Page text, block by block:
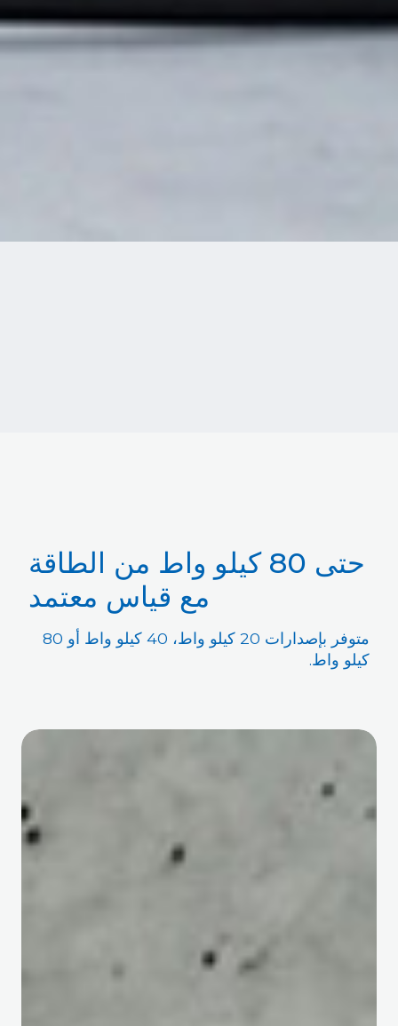
حتى 80 كيلو واط من الطاقة
مع قياس معتمد
متوفر بإصدارات 20 كيلو واط، 40 كيلو واط أو 80
كيلو واط.